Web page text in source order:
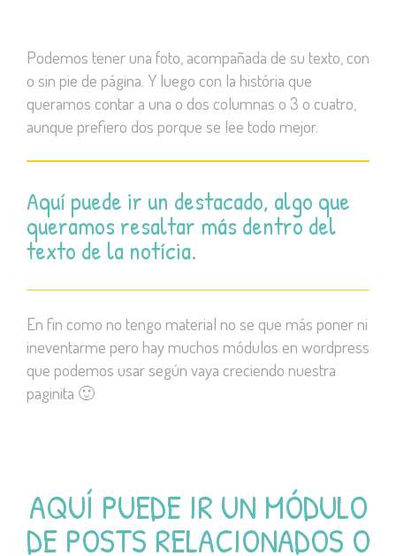
Podemos tener una foto, acompañada de su texto, con
o sin pie de página. Y luego con la história que
queramos contar a una o dos columnas o 3 o cuatro,
aunque prefiero dos porque se lee todo mejor.
Aquí puede ir un destacado, algo que
queramos resaltar más dentro del
texto de la notícia.
En fin como no tengo material no se que más poner ni
ineventarme pero hay muchos módulos en wordpress
que podemos usar según vaya creciendo nuestra
paginita 🙂
AQUÍ PUEDE IR UN MÓDULO
DE POSTS RELACIONADOS O